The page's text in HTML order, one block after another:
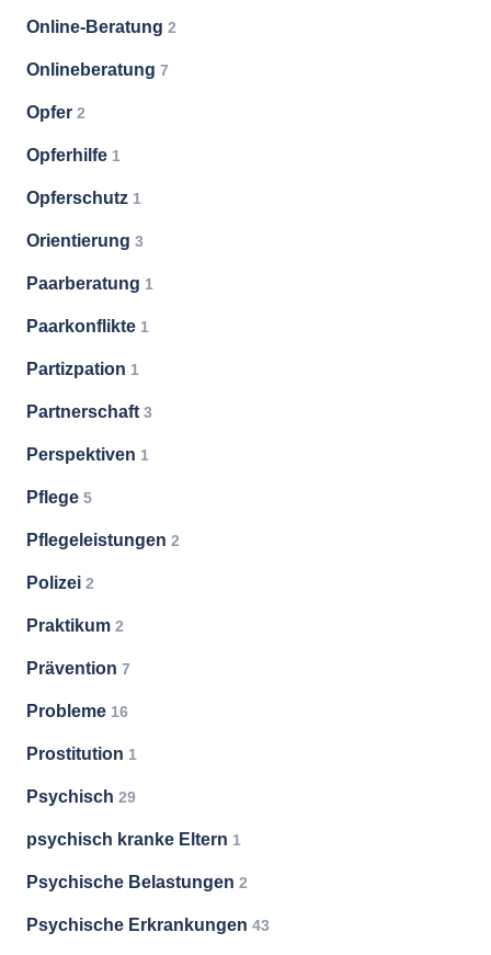
Online-Beratung 2
Onlineberatung 7
Opfer 2
Opferhilfe 1
Opferschutz 1
Orientierung 3
Paarberatung 1
Paarkonflikte 1
Partizpation 1
Partnerschaft 3
Perspektiven 1
Pflege 5
Pflegeleistungen 2
Polizei 2
Praktikum 2
Prävention 7
Probleme 16
Prostitution 1
Psychisch 29
psychisch kranke Eltern 1
Psychische Belastungen 2
Psychische Erkrankungen 43